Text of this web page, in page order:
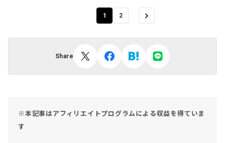
1 2
Share
※本記事はアフィリエイトプログラムによる収益を得ていま
す